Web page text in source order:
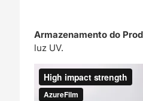
Armazenamento do
luz UV.